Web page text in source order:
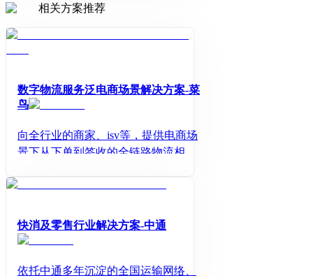
最快2小时上门，先寄后付，让寄件更
相关方案推荐
数字物流服务泛电商场景解决方案-菜
鸟
向全行业的商家、isv等，提供电商场
景下从下单到签收的全链路物流相关
快消及零售行业解决方案-中通
依托中通多年沉淀的全国运输网络、